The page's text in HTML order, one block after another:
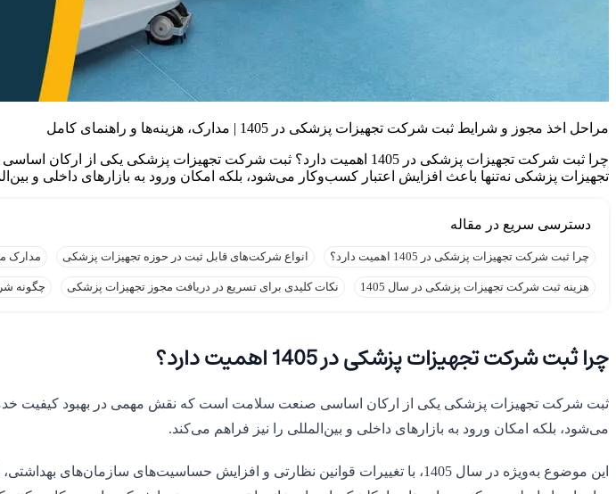
مراحل اخذ مجوز و شرایط ثبت شرکت تجهیزات پزشکی در 1405 | مدارک، هزینه‌ها و راهنمای کامل
چرا ثبت شرکت تجهیزات پزشکی در 1405 اهمیت دارد؟ ثبت شرکت تجهیزات
تجهیزات پزشکی نه‌تنها باعث افزایش اعتبار کسب‌وکار می‌شود، بلکه امکان ورود به بازارهای داخلی و
چرا ثبت شرکت تجهیزات پزشکی در 1405 اهمیت دارد؟ انواع شرکت‌های قابل ثبت در حوزه تجهیزات پزشکی مدارک
هزینه ثبت شرکت تجهیزات پزشکی در سال 1405 نکات کلیدی برای تسریع در دریافت مجوز تجهیزات پزشکی چگونه
چرا ثبت شرکت تجهیزات پزشکی در 1405 اهمیت دارد؟
ثبت شرکت تجهیزات پزشکی یکی از ارکان اساسی صنعت سلامت است که نقش مهمی در بهبود کیفیت
می‌شود، بلکه امکان ورود به بازارهای داخلی و بین‌المللی را نیز فراهم می‌کند.
این موضوع به‌ویژه در سال 1405، با تغییرات قوانین نظارتی و افزایش حساسیت‌های